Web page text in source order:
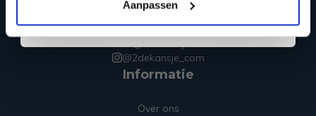
Aanpassen
+31 85 018 83 14
+31 85 018 83 14
@2dekansje_com
Informatie
Over ons